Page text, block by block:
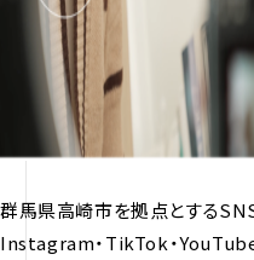
群馬県高崎市を拠点とする
Instagram・TikTok・